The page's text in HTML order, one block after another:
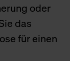
oder
das
für einen